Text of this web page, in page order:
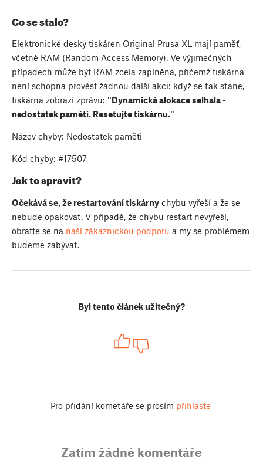
Co se stalo?
Elektronické desky tiskáren Original Prusa XL mají paměť,
včetně RAM (Random Access Memory). Ve výjimečných
případech může být RAM zcela zaplněna, přičemž tiskárna
není schopna provést žádnou další akci: když se tak stane,
tiskárna zobrazí zprávu: "Dynamická alokace selhala -
nedostatek paměti. Resetujte tiskárnu."
Název chyby: Nedostatek paměti
Kód chyby: #17507
Jak to spravit?
Očekává se, že restartování tiskárny chybu vyřeší a že se
nebude opakovat. V případě, že chybu restart nevyřeší,
obraťte se na naší zákaznickou podporu a my se problémem
budeme zabývat.
Byl tento článek užitečný?
Pro přidání kometáře se prosím přihlaste
Zatím žádné komentáře